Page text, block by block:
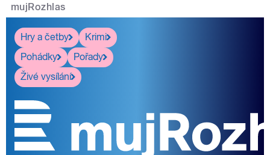
mujRozhlas
Hry a četby
Krimi
Pohádky
Pořady
Živé vysílání